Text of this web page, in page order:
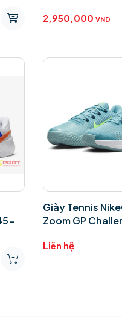
2,950,000 VND
Giày Tennis
Zoom GP
Liên hệ